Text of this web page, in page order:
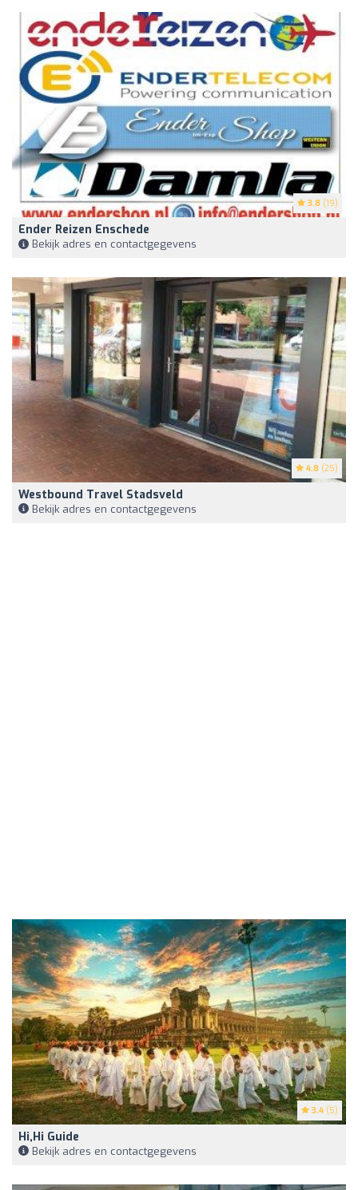
3.8 (19)
Ender Reizen Enschede
Bekijk adres en contactgegevens
4.8 (25)
Westbound Travel Stadsveld
Bekijk adres en contactgegevens
3.4 (5)
Hi,hi Guide
Bekijk adres en contactgegevens